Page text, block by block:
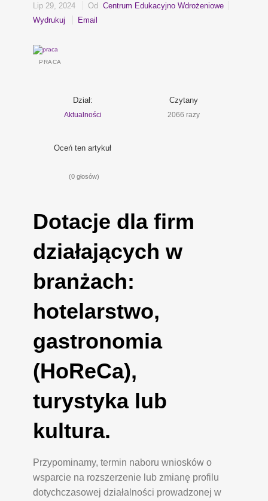
Lip 29, 2024 OdCentrum Edukacyjno Wdrożeniowe
Wydrukuj
Email
PRACA
Dział:
Aktualności
Czytany
2066 razy
Oceń ten artykuł
(0 głosów)
Dotacje dla firm
działających w
branżach:
hotelarstwo,
gastronomia
(HoReCa),
turystyka lub
kultura.
Przypominamy, termin naboru wniosków o
wsparcie na rozszerzenie lub zmianę profilu
dotychczasowej działalności prowadzonej w